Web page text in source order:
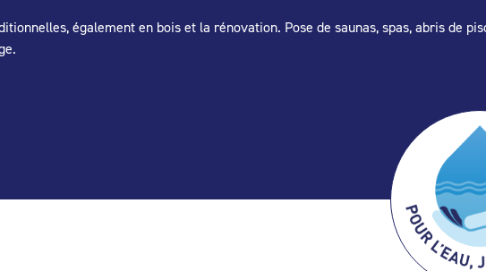
également en bois et la rénovation. Pose de saunas, spas, abris de